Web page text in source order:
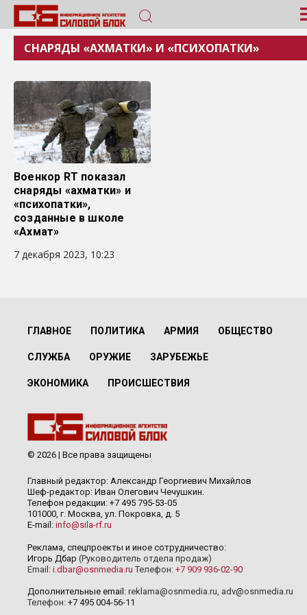
СНАРЯДЫ «АХМАТКИ» И «ПСИХОПАТКИ»
Военкор RT показал
снаряды «ахматки» и
«психопатки»,
созданные в школе
«Ахмат»
7 декабря 2023, 10:23
ГЛАВНОЕ ПОЛИТИКА АРМИЯ ОБЩЕСТВО
СЛУЖБА ОРУЖИЕ ЗАРУБЕЖЬЕ
ЭКОНОМИКА ПРОИСШЕСТВИЯ
© 2026 | Все права защищены
Главный редактор: Александр Георгиевич Михайлов
Шеф-редактор: Иван Олегович Чечушкин.
Телефон редакции: +7 495 795-53-05
101000, г. Москва, ул. Покровка, д. 5
E-mail: info@sila-rf.ru
Реклама, спецпроекты и иное сотрудничество:
Игорь Дбар (Руководитель отдела продаж)
Email: i.dbar@osnmedia.ru Телефон: +7 909 936-02-90
Дополнительные email: reklama@osnmedia.ru, adv@osnmedia.ru
Телефон: +7 495 004-56-11